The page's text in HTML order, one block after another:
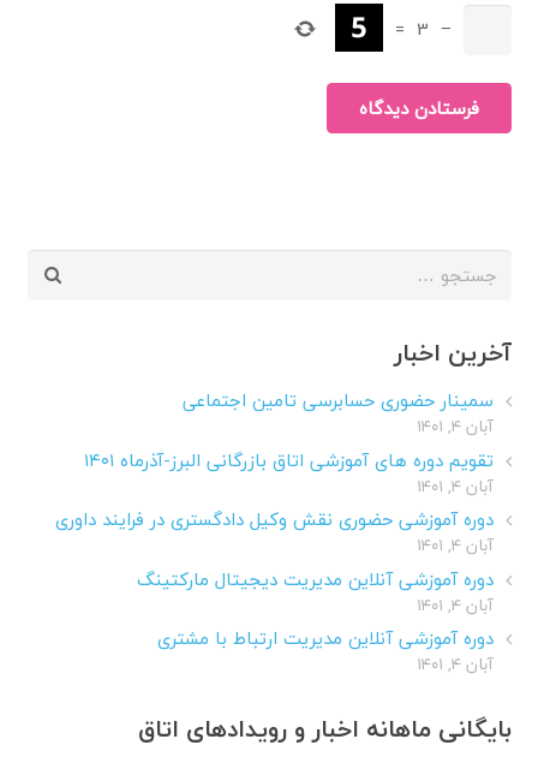
−
3
=
فرستادن دیدگاه
جستجو
آخرین اخبار
سمینار حضوری حسابرسی تامین اجتماعی
آبان ۴, ۱۴۰۱
تقویم دوره های آموزشی اتاق بازرگانی البرز-آذرماه ۱۴۰۱
آبان ۴, ۱۴۰۱
دوره آموزشی حضوری نقش وکیل دادگستری در فرایند داوری
آبان ۴, ۱۴۰۱
دوره آموزشی آنلاین مدیریت دیجیتال مارکتینگ
آبان ۴, ۱۴۰۱
دوره آموزشی آنلاین مدیریت ارتباط با مشتری
آبان ۴, ۱۴۰۱
بایگانی ماهانه اخبار و رویدادهای اتاق